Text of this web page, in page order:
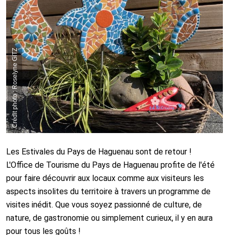
Crédit photo : Roselyne GITZ
Les Estivales du Pays de Haguenau sont de retour !
L'Office de Tourisme du Pays de Haguenau profite de l'été
pour faire découvrir aux locaux comme aux visiteurs les
aspects insolites du territoire à travers un programme de
visites inédit. Que vous soyez passionné de culture, de
nature, de gastronomie ou simplement curieux, il y en aura
pour tous les goûts !